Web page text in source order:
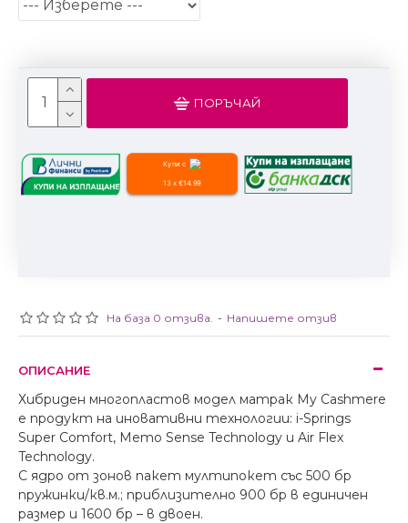
На база 0 отзива. - Напишете отзив
ПОРЪЧАЙ
Купи с
13 x €14.99
ОПИСАНИЕ
Хибриден многопластов модел матрак Мy Cashmere
e продукт на иновативни технологии: i-Springs
Super Comfort, Memo Sense Technology и Air Flex
Technology.
С ядро от зонов пакет мултипокет със 500 бр
пружинки/кв.м.; приблизително 900 бр в единичен
размер и 1600 бр – в двоен.